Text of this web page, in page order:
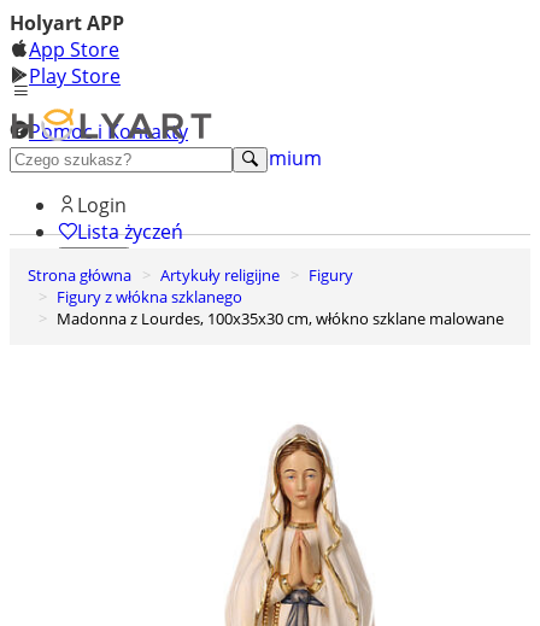
Holyart APP
App Store
Play Store
Pomoc i Kontakty
+48 222 922 860
Odkryj premium
Login
Lista życzeń
0
Koszyk
Strona główna Artykuły religijne
Figury
Figury z włókna szklanego
Madonna z Lourdes, 100x35x30 cm, włókno szklane malowane